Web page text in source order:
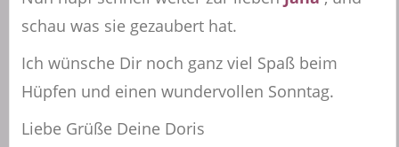
schau was sie gezaubert hat.
Ich wünsche Dir noch ganz viel Spaß beim
Hüpfen und einen wundervollen Sonntag.
Liebe Grüße Deine Doris